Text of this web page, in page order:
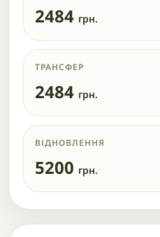
2484 грн.
ТРАНСФЕР
2484 грн.
ВІДНОВЛЕННЯ
5200 грн.